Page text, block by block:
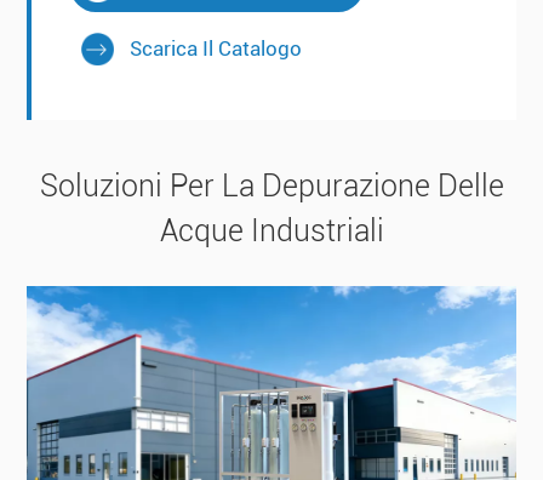
Scarica Il Catalogo
Soluzioni Per La Depurazione Delle
Acque Industriali